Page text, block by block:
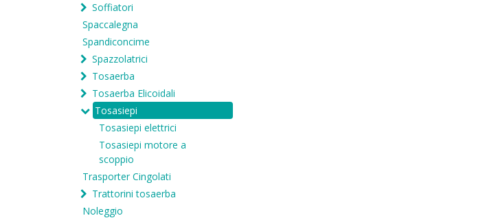
Soffiatori
Spaccalegna
Spandiconcime
Spazzolatrici
Tosaerba
Tosaerba Elicoidali
Tosasiepi
Tosasiepi elettrici
Tosasiepi motore a
scoppio
Trasporter Cingolati
Trattorini tosaerba
Noleggio